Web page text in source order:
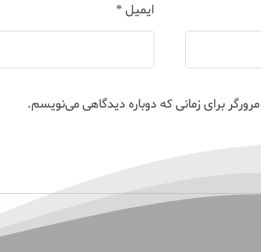
ایمیل *
برای زمانی که دوباره دیدگاهی می‌نویسم.